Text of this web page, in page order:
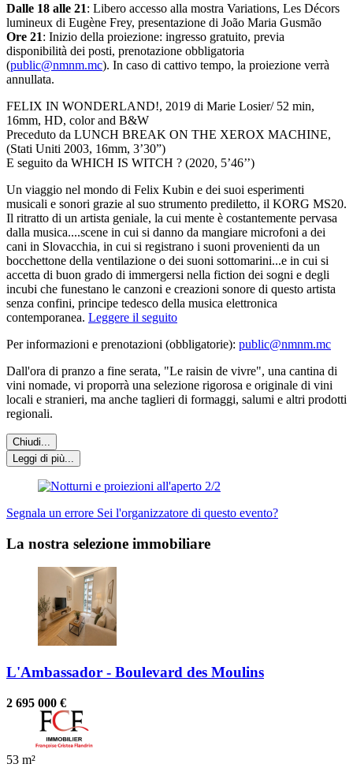
Dalle 18 alle 21: Libero accesso alla mostra Variations, Les Décors
lumineux di Eugène Frey, presentazione di João Maria Gusmão
Ore 21: Inizio della proiezione: ingresso gratuito, previa
disponibilità dei posti, prenotazione obbligatoria
(public@nmnm.mc). In caso di cattivo tempo, la proiezione verrà
annullata.
FELIX IN WONDERLAND!, 2019 di Marie Losier/ 52 min,
16mm, HD, color and B&W
Preceduto da LUNCH BREAK ON THE XEROX MACHINE,
(Stati Uniti 2003, 16mm, 3’30”)
E seguito da WHICH IS WITCH ? (2020, 5’46’’)
Un viaggio nel mondo di Felix Kubin e dei suoi esperimenti
musicali e sonori grazie al suo strumento prediletto, il KORG MS20.
Il ritratto di un artista geniale, la cui mente è costantemente pervasa
dalla musica....scene in cui si danno da mangiare microfoni a dei
cani in Slovacchia, in cui si registrano i suoni provenienti da un
bocchettone della ventilazione o dei suoni sottomarini...e in cui si
accetta di buon grado di immergersi nella fiction dei sogni e degli
incubi che funestano le canzoni e creazioni sonore di questo artista
senza confini, principe tedesco della musica elettronica
contemporanea. Leggere il seguito
Per informazioni e prenotazioni (obbligatorie): public@nmnm.mc
Dall'ora di pranzo a fine serata, "Le raisin de vivre", una cantina di
vini nomade, vi proporrà una selezione rigorosa e originale di vini
locali e stranieri, ma anche taglieri di formaggi, salumi e altri prodotti
regionali.
Chiudi...
Leggi di più...
Segnala un errore Sei l'organizzatore di questo evento?
La nostra selezione immobiliare
L'Ambassador - Boulevard des Moulins
2 695 000 €
53 m²